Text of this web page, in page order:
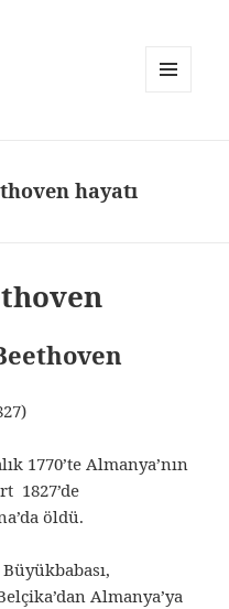
hayatı
1770’te Almanya’nın
1827’de
öldü.
Büyükbabası,
Almanya’ya